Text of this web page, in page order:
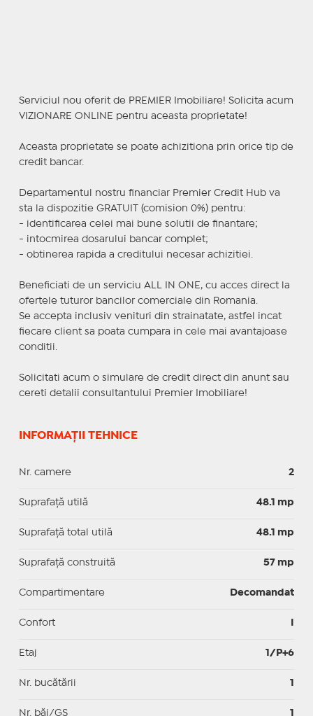
Serviciul nou oferit de PREMIER Imobiliare! Solicita acum
VIZIONARE ONLINE pentru aceasta proprietate!
Aceasta proprietate se poate achizitiona prin orice tip de
credit bancar.
Departamentul nostru financiar Premier Credit Hub va
sta la dispozitie GRATUIT (comision 0%) pentru:
- identificarea celei mai bune solutii de finantare;
- intocmirea dosarului bancar complet;
- obtinerea rapida a creditului necesar achizitiei.
Beneficiati de un serviciu ALL IN ONE, cu acces direct la
ofertele tuturor bancilor comerciale din Romania.
Se accepta inclusiv venituri din strainatate, astfel incat
fiecare client sa poata cumpara in cele mai avantajoase
conditii.
Solicitati acum o simulare de credit direct din anunt sau
cereti detalii consultantului Premier Imobiliare!
INFORMAȚII TEHNICE
Nr. camere 2
Suprafaţă utilă 48.1 mp
Suprafaţă total utilă 48.1 mp
Suprafaţă construită 57 mp
Compartimentare Decomandat
Confort
Etaj 1/P+6
Nr. bucătării 1
Nr. băi/GS 1